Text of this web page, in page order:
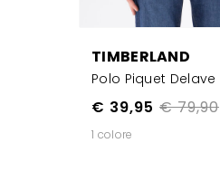
TIMBERLAND
Polo Piquet Delave
€ 79,90
€ 39,95
1 colore